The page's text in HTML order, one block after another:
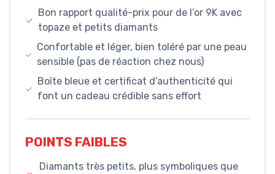
Bon rapport qualité-prix pour de l’or 9K avec
topaze et petits diamants
Confortable et léger, bien toléré par une peau
sensible (pas de réaction chez nous)
Boîte bleue et certificat d’authenticité qui
font un cadeau crédible sans effort
POINTS FAIBLES
Diamants très petits, plus symboliques que